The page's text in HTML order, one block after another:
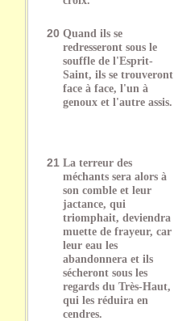
20 Quand ils se
redresseront sous le
souffle de l'Esprit-
Saint, ils se trouveront
face à face, l'un à
genoux et l'autre assis.
21 La terreur des
méchants sera alors à
son comble et leur
jactance, qui
triomphait, deviendra
muette de frayeur, car
leur eau les
abandonnera et ils
sécheront sous les
regards du Très-Haut,
qui les réduira en
cendres.